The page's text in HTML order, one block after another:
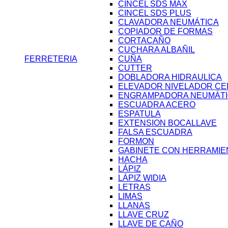
FERRETERIA
CINCEL SDS MAX
CINCEL SDS PLUS
CLAVADORA NEUMÁTICA
COPIADOR DE FORMAS
CORTACAÑO
CUCHARA ALBAÑIL
CUÑA
CUTTER
DOBLADORA HIDRAULICA
ELEVADOR NIVELADOR
ENGRAMPADORA
ESCUADRA ACERO
ESPATULA
EXTENSION BOCALLAVE
FALSA ESCUADRA
FORMON
GABINETE CON
HACHA
LÁPIZ
LÁPIZ WIDIA
LETRAS
LIMAS
LLANAS
LLAVE CRUZ
LLAVE DE CAÑO